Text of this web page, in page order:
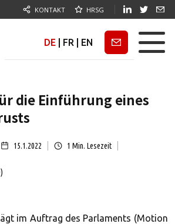
KONTAKT HRSG
DE FR EN Newsletter
die Einführung eines
15.1.2022 1 Min. Lesezeit
im Auftrag des Parlaments (Motion